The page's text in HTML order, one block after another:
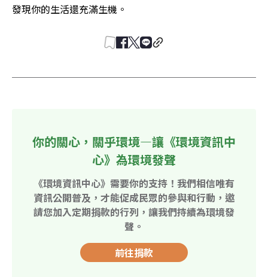
發現你的生活還充滿生機。
你的關心，關乎環境—讓《環境資訊中
心》為環境發聲
《環境資訊中心》需要你的支持！我們相信唯有
資訊公開普及，才能促成民眾的參與和行動，邀
請您加入定期捐款的行列，讓我們持續為環境發
聲。
前往捐款